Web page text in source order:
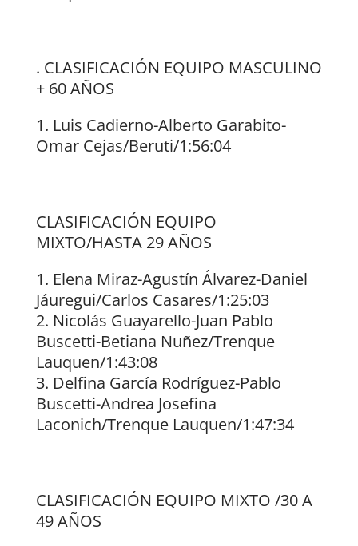
. CLASIFICACIÓN EQUIPO MASCULINO
+ 60 AÑOS
Luis Cadierno-Alberto Garabito-
Omar Cejas/Beruti/1:56:04
CLASIFICACIÓN EQUIPO
MIXTO/HASTA 29 AÑOS
Elena Miraz-Agustín Álvarez-Daniel
Jáuregui/Carlos Casares/1:25:03
Nicolás Guayarello-Juan Pablo
Buscetti-Betiana Nuñez/Trenque
Lauquen/1:43:08
Delfina García Rodríguez-Pablo
Buscetti-Andrea Josefina
Laconich/Trenque Lauquen/1:47:34
CLASIFICACIÓN EQUIPO MIXTO /30 A
49 AÑOS